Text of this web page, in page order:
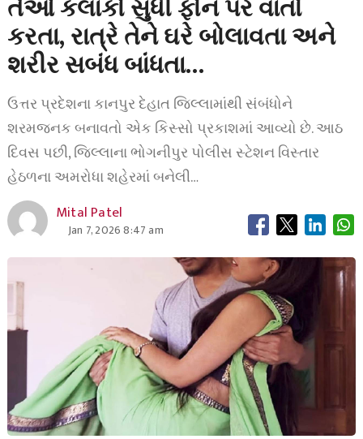
તેઓ કલાકો સુધી ફોન પર વાતો
કરતા, રાત્રે તેને ઘરે બોલાવતા અને
શરીર સબંધ બાંધતા…
ઉત્તર પ્રદેશના કાનપુર દેહાત જિલ્લામાંથી સંબંધોને
શરમજનક બનાવતો એક કિસ્સો પ્રકાશમાં આવ્યો છે. આઠ
દિવસ પછી, જિલ્લાના ભોગનીપુર પોલીસ સ્ટેશન વિસ્તાર
હેઠળના અમરોધા શહેરમાં બનેલી…
Mital Patel
Jan 7, 2026 8:47 am